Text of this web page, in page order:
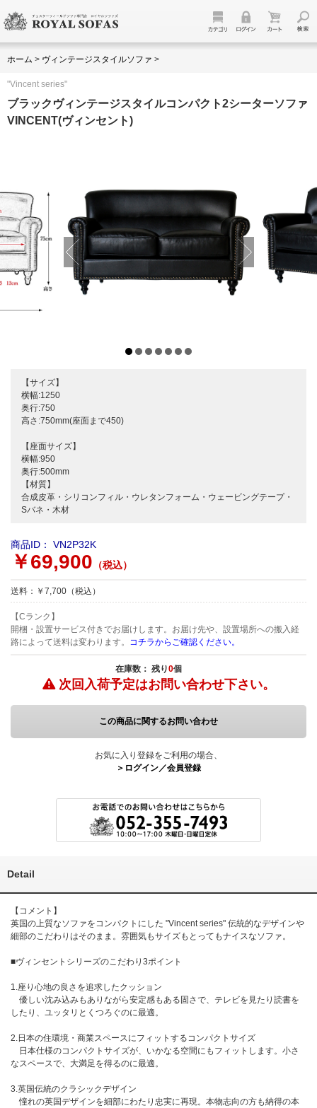
ホーム > ヴィンテージスタイルソファ >
"Vincent series"
ブラックヴィンテージスタイルコンパクト2シーターソファ
VINCENT(ヴィンセント)
【サイズ】
横幅:1250
奥行:750
高さ:750mm(座面まで450)
【座面サイズ】
横幅:950
奥行:500mm
【材質】
合成皮革・シリコンフィル・ウレタンフォーム・ウェービングテープ・
Sバネ・木材
商品ID： VN2P32K
￥69,900 （税込）
送料：￥7,700（税込）
【Cランク】
開梱・設置サービス付きでお届けします。お届け先や、設置場所への搬入経
路によって送料は変わります。 コチラからご確認ください。
在庫数： 残り0個
次回入荷予定はお問い合わせ下さい。
この商品に関するお問い合わせ
お気に入り登録をご利用の場合、
＞ログイン／会員登録
Detail
【コメント】
英国の上質なソファをコンパクトにした "Vincent series" 伝統的なデザインや
細部のこだわりはそのまま。雰囲気もサイズもとってもナイスなソファ。
■ヴィンセントシリーズのこだわり3ポイント
1.座り心地の良さを追求したクッション
優しい沈み込みもありながら安定感もある固さで、テレビを見たり読書を
したり、ユッタリとくつろぐのに最適。
2.日本の住環境・商業スペースにフィットするコンパクトサイズ
日本仕様のコンパクトサイズが、いかなる空間にもフィットします。小さ
なスペースで、大満足を得るのに最適。
3.英国伝統のクラシックデザイン
憧れの英国デザインを細部にわたり忠実に再現。本物志向の方も納得の本